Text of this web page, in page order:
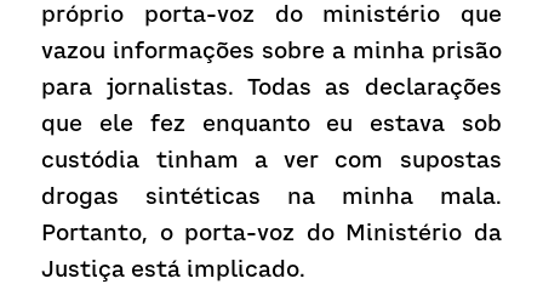
próprio porta-voz do ministério que
vazou informações sobre a minha prisão
para jornalistas. Todas as declarações
que ele fez enquanto eu estava sob
custódia tinham a ver com supostas
drogas sintéticas na minha mala.
Portanto, o porta-voz do Ministério da
Justiça está implicado.